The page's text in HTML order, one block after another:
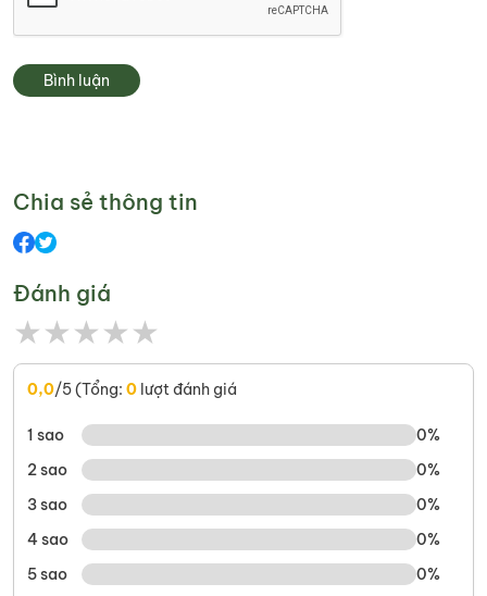
Bình luận
Chia sẻ thông tin
Đánh giá
★★★★★
0,0/5 (Tổng: 0 lượt đánh giá
1 sao
0%
2 sao
0%
3 sao
0%
4 sao
0%
5 sao
0%